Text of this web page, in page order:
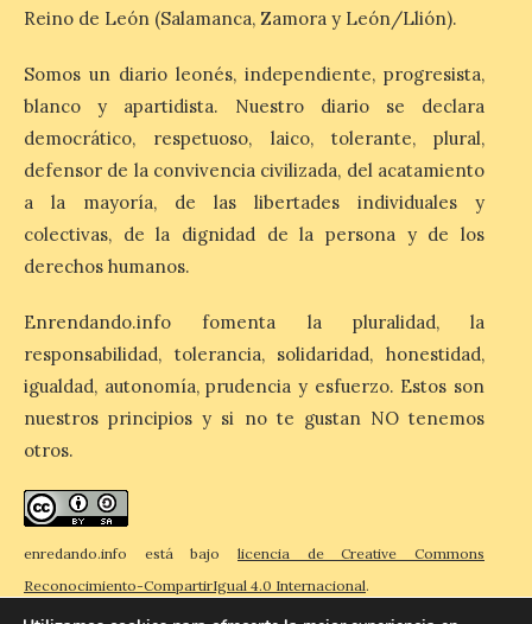
Billionhands revela los
diez destinos y locales
preferidos por los
consumidores para
tomarse una caña este verano, con León y
Madrid a la cabeza de la lista. Salamanca
ocupa el noveno lugar. Los españoles
priorizan las […]
Bañeza presenta el
Festival One More Time,
una cita con la música de
los 80 y 90 para el 16 de
agosto en la Plaza Mayor.
6 Ago 2026
domingo 16 de agosto, a
en la Plaza Mayor de la
ciudad. El Salón de Plenos
Reino de León (Salamanca, Zamora y León/Llión).
Somos un diario leonés, independiente, progresista,
blanco y apartidista. Nuestro diario se declara
democrático, respetuoso, laico, tolerante, plural,
defensor de la convivencia civilizada, del acatamiento
a la mayoría, de las libertades individuales y
colectivas, de la dignidad de la persona y de los
derechos humanos.
Enrendando.info fomenta la pluralidad, la
responsabilidad, tolerancia, solidaridad, honestidad,
igualdad, autonomía, prudencia y esfuerzo. Estos son
nuestros principios y si no te gustan NO tenemos
otros.
enredando.info está bajo licencia de Creative Commons
Reconocimiento-CompartirIgual 4.0 Internacional.